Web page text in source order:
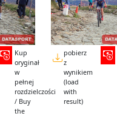
Kup
oryginał
w
pełnej
rozdzielczości
/ Buy
the
pobierz
z
wynikiem
(load
with
result)